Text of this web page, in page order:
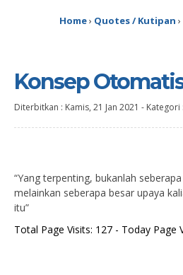
Home› Quotes / Kutipan ›
Konsep
Diterbitkan : Kamis, 21 Jan 2021 - Kategori :
“Yang terpenting, bukanlah
melainkan seberapa besar upaya
itu”
Total Page Visits: 127 - Today Page